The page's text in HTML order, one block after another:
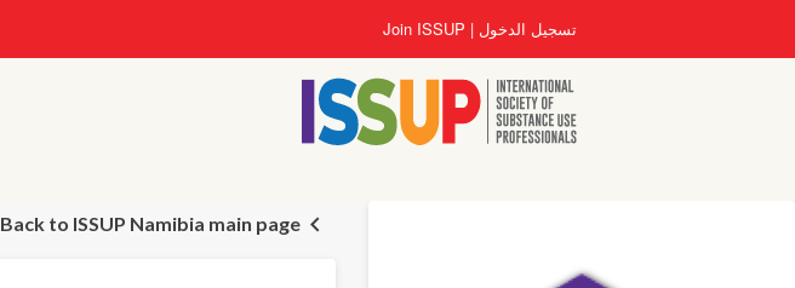
المحتوى
تسجيل الدخول Join ISSUP
Back to ISSUP Namibia main page